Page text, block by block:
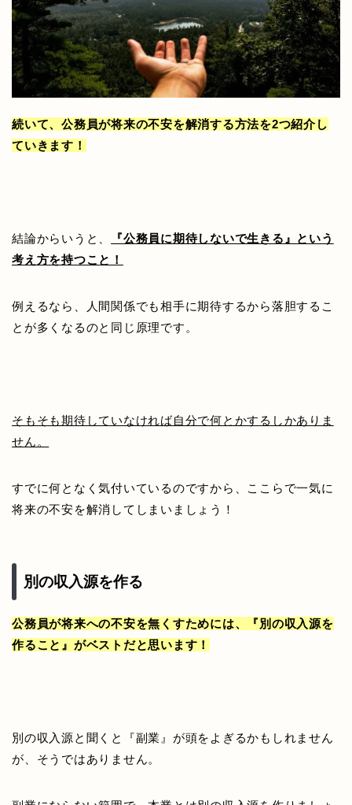
続いて、公務員が将来の不安を解消する方法を2つ紹介し
ていきます！
結論からいうと、
『公務員に期待しないで生きる』という
考え方を持つこと！
例えるなら、人間関係でも相手に期待するから落胆するこ
とが多くなるのと同じ原理です。
そもそも期待していなければ自分で何とかするしかありま
せん。
すでに何となく気付いているのですから、ここらで一気に
将来の不安を解消してしまいましょう！
別の収入源を作る
公務員が将来への不安を無くすためには、『別の収入源を
作ること』がベストだと思います！
別の収入源と聞くと『副業』が頭をよぎるかもしれません
が、そうではありません。